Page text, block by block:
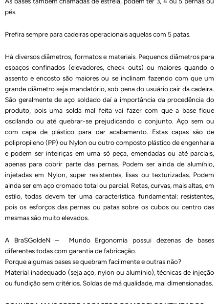
pés.
Prefira sempre para cadeiras operacionais aquelas com 5 patas.
Há diversos diâmetros, formatos e materiais. Pequenos diâmetros para
espaços confinados (elevadores, check outs) ou maiores quando o
assento e encosto são maiores ou se inclinam fazendo com que um
grande diâmetro seja mandatório, sob pena do usuário cair da cadeira.
São geralmente de aço soldado daí a importância da procedência do
produto, pois uma solda mal feita vai fazer com que a base fique
oscilando ou até quebrar-se prejudicando o conjunto. Aço sem ou
com capa de plástico para dar acabamento. Estas capas são de
polipropileno (PP) ou Nylon ou outro composto plástico de engenharia
e podem ser inteiriças em uma só peça, emendadas ou até parciais,
apenas para cobrir parte das pernas. Podem ser ainda de alumínio,
injetadas em Nylon, super resistentes, lisas ou texturizadas. Podem
ainda ser em aço cromado total ou parcial. Retas, curvas, mais altas, em
estilo, todas devem ter uma característica fundamental: resistentes,
pois os esforços das pernas ou patas sobre os cubos ou centro das
mesmas são muito elevados.
A BraSGoldeN – Mundo Ergonomia possui dezenas de bases
diferentes todas com garantia de fabricação.
Porque algumas bases se quebram facilmente e outras não?
Material inadequado (seja aço, nylon ou alumínio), técnicas de injeção
ou fundição sem critérios. Soldas de má qualidade, mal dimensionadas.